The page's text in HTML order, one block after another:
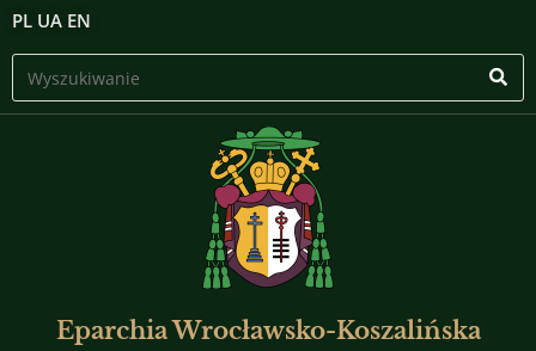
PL UA EN
Eparchia Wrocławsko-Koszalińska